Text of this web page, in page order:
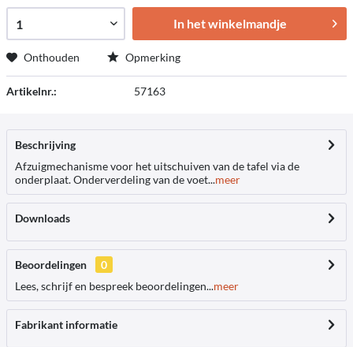
In het winkelmandje
Onthouden Opmerking
Artikelnr.: 57163
Beschrijving
Afzuigmechanisme voor het uitschuiven van de tafel via de
onderplaat. Onderverdeling van de voet...meer
Downloads
Beoordelingen
0
Lees, schrijf en bespreek beoordelingen...meer
Fabrikant informatie